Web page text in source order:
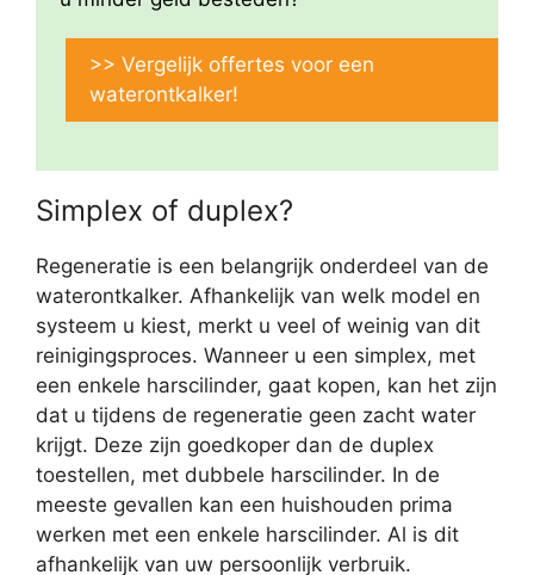
>> Vergelijk offertes voor een
waterontkalker!
Simplex of duplex?
Regeneratie is een belangrijk onderdeel van de
waterontkalker. Afhankelijk van welk model en
systeem u kiest, merkt u veel of weinig van dit
reinigingsproces. Wanneer u een simplex, met
een enkele harscilinder, gaat kopen, kan het zijn
dat u tijdens de regeneratie geen zacht water
krijgt. Deze zijn goedkoper dan de duplex
toestellen, met dubbele harscilinder. In de
meeste gevallen kan een huishouden prima
werken met een enkele harscilinder. Al is dit
afhankelijk van uw persoonlijk verbruik.